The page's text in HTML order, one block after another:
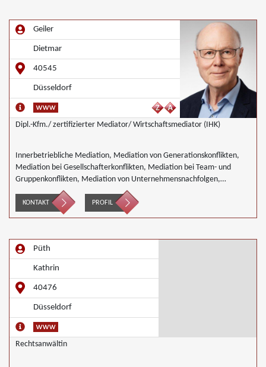
Geiler
Dietmar
40545
Düsseldorf
Dipl.-Kfm./ zertifizierter Mediator/ Wirtschaftsmediator (IHK)
Innerbetriebliche Mediation, Mediation von Generationskonflikten,
Mediation bei Gesellschafterkonflikten, Mediation bei Team- und
Gruppenkonflikten, Mediation von Unternehmensnachfolgen,
Wirtschaftsmediation
KONTAKT PROFIL
Püth
Kathrin
40476
Düsseldorf
Rechtsanwältin